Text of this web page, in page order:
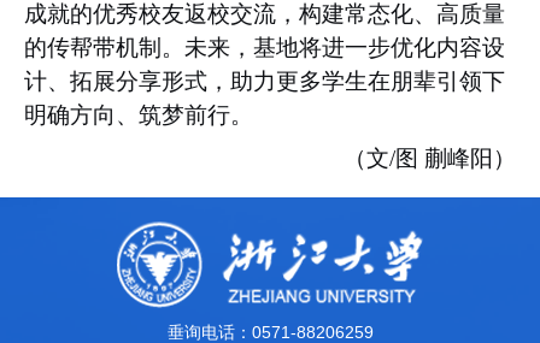
成就的优秀校友返校交流，构建常态化、高质量
的传帮带机制。未来，基地将进一步优化内容设
计、拓展分享形式，助力更多学生在朋辈引领下
明确方向、筑梦前行。
（文/图 蒯峰阳）
垂询电话：0571-88206259